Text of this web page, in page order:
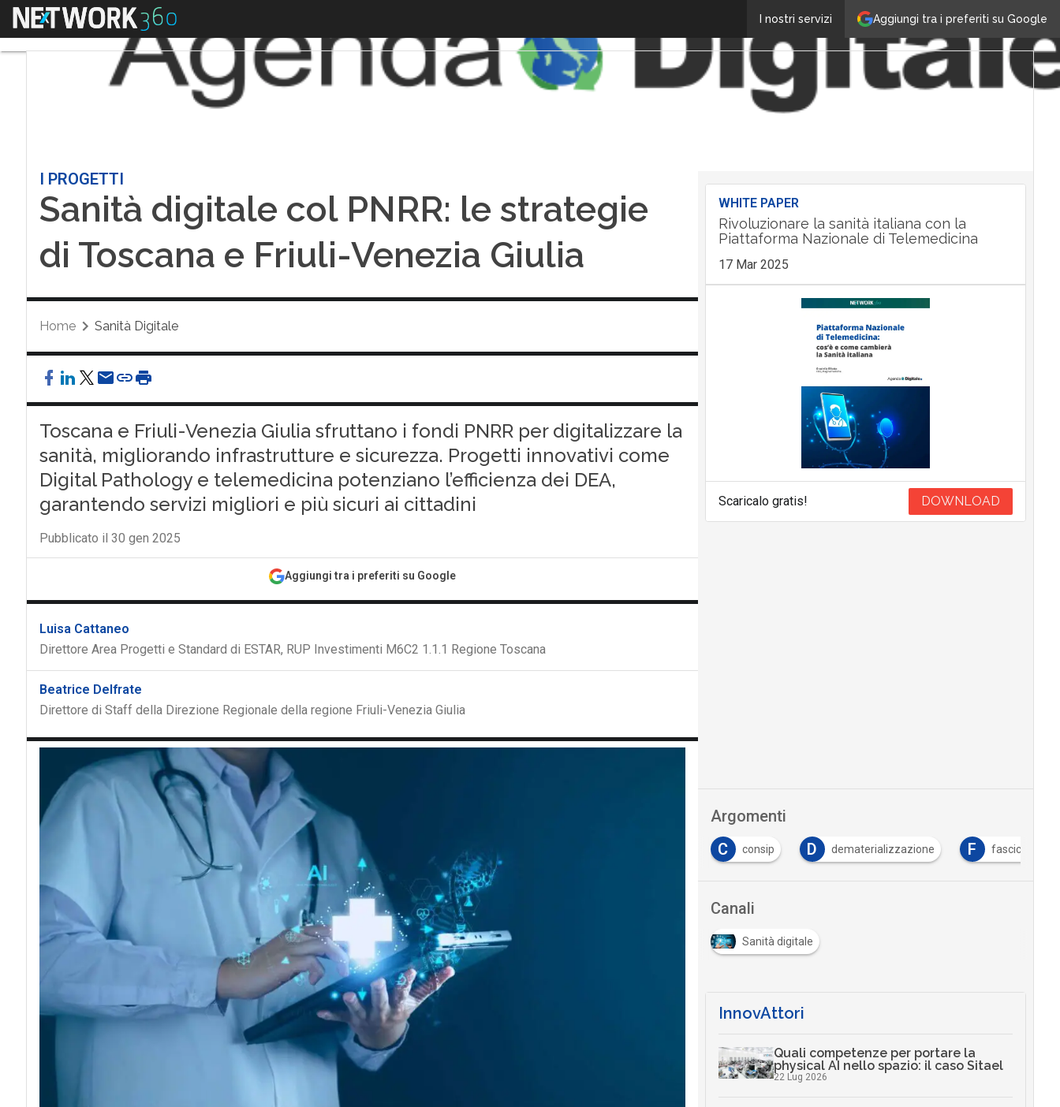
Aggiungi tra i preferiti su Google
I nostri servizi
Menu
I PROGETTI
Sanità digitale col PNRR: le strategie
di Toscana e Friuli-Venezia Giulia
Home Sanità Digitale
Toscana e Friuli-Venezia Giulia sfruttano i fondi PNRR per digitalizzare la
sanità, migliorando infrastrutture e sicurezza. Progetti innovativi come
Digital Pathology e telemedicina potenziano l’efficienza dei DEA,
garantendo servizi migliori e più sicuri ai cittadini
Pubblicato il 30 gen 2025
Aggiungi tra i preferiti su Google
Luisa Cattaneo
Direttore Area Progetti e Standard di ESTAR, RUP Investimenti M6C2 1.1.1 Regione Toscana
Beatrice Delfrate
Direttore di Staff della Direzione Regionale della regione Friuli-Venezia Giulia
WHITE PAPER
Rivoluzionare la sanità italiana con la
Piattaforma Nazionale di Telemedicina
17 Mar 2025
Scaricalo gratis! DOWNLOAD
Argomenti
C consip D dematerializzazione F fascicolo
Canali
Sanità digitale
InnovAttori
Quali competenze per portare la
physical AI nello spazio: il caso Sitael
22 Lug 2026